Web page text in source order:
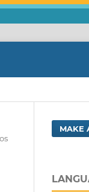
MAKE